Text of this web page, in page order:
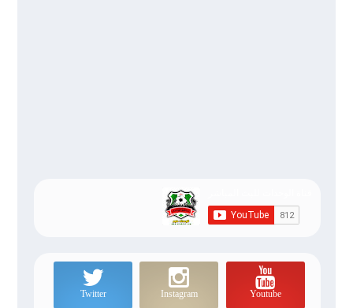
Youtube
Instagram
Twitter